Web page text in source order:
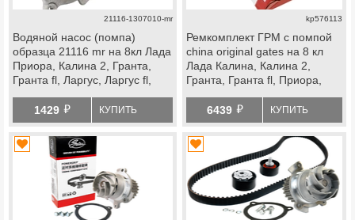
21116-1307010-mr
Водяной насос (помпа)
образца 21116 mr на 8кл Лада
Приора, Калина 2, Гранта,
Гранта fl, Ларгус, Ларгус fl,
1429 й КУПИТЬ
kp576113
Ремкомплект ГРМ с помпой
china original gates на 8 кл
Лада Калина, Калина 2,
Гранта, Гранта fl, Приора,
datsun6439 й КУПИТЬ